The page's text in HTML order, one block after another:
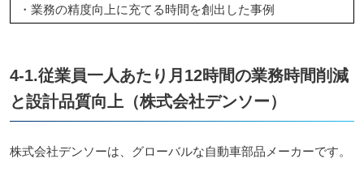
・業務の精度向上に充てる時間を創出した事例
4-1.従業員一人あたり月12時間の業務時間削減
と設計品質向上（株式会社デンソー）
株式会社デンソーは、グローバルな自動車部品メーカーです。